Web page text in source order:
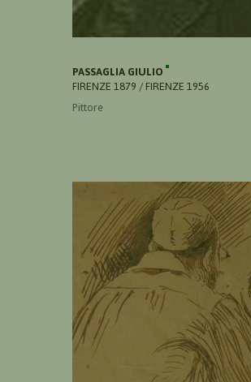
PASSAGLIA GIULIO
FIRENZE 1879 / FIRENZE 1956
Pittore